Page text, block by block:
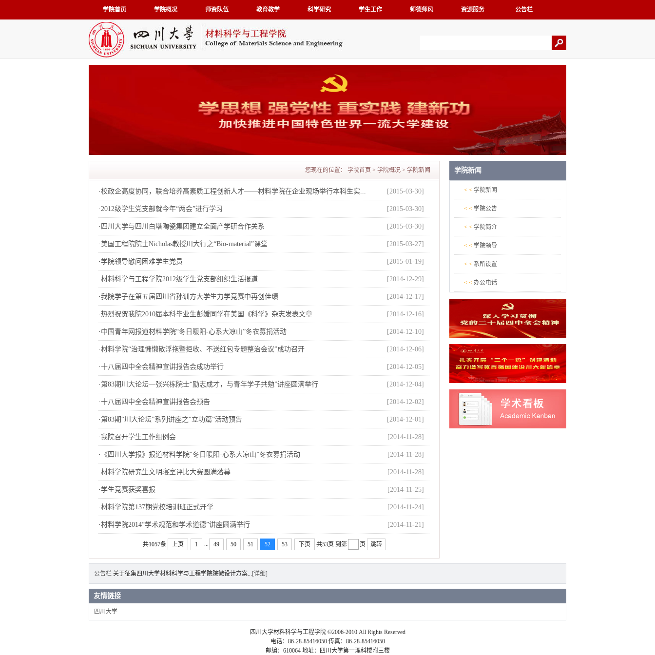
学院首页 学院概况 师资队伍 教育教学 科学研究 学生工作 师德师风 资源服务 公告栏
您现在的位置： 学院首页 > 学院概况 > 学院新闻
·校政企高度协同，联合培养高素质工程创新人才——材料学院在企业现场举行本科生实... [2015-03-30]
·2012级学生党支部就今年“两会”进行学习 [2015-03-30]
· 四川大学与四川白塔陶瓷集团建立全面产学研合作关系 [2015-03-30]
·美国工程院院士Nicholas教授川大行之“Bio-material”课堂 [2015-03-27]
·学院领导慰问困难学生党员 [2015-01-19]
·材料科学与工程学院2012级学生党支部组织生活报道 [2014-12-29]
·我院学子在第五届四川省孙训方大学生力学竞赛中再创佳绩 [2014-12-17]
·热烈祝贺我院2010届本科毕业生彭媛同学在美国《科学》杂志发表文章 [2014-12-16]
· 中国青年网报道材料学院“冬日暖阳-心系大凉山”冬衣募捐活动 [2014-12-10]
·材料学院“治理慵懒散浮拖暨拒收、不送红包专题整治会议”成功召开 [2014-12-06]
·十八届四中全会精神宣讲报告会成功举行 [2014-12-05]
· 第83期川大论坛—张兴栋院士“励志成才，与青年学子共勉”讲座圆满举行 [2014-12-04]
·十八届四中全会精神宣讲报告会预告 [2014-12-02]
· 第83期“川大论坛”系列讲座之“立功篇”活动预告 [2014-12-01]
·我院召开学生工作组例会 [2014-11-28]
· 《四川大学报》报道材料学院“冬日暖阳-心系大凉山”冬衣募捐活动 [2014-11-28]
·材料学院研究生文明寝室评比大赛圆满落幕 [2014-11-28]
·学生竞赛获奖喜报 [2014-11-25]
·材料学院第137期党校培训班正式开学 [2014-11-24]
·材料学院2014“学术规范和学术道德”讲座圆满举行 [2014-11-21]
共1057条 上页 1 49 50 51 52 53 下页 共53页 到第 页 跳转
学院新闻
< < 学院新闻
< < 学院公告
< < 学院简介
< < 学院领导
< < 系所设置
< < 办公电话
公告栏 关于征集四川大学材料科学与工程学院院徽设计方案... [详细]
友情链接
四川大学
四川大学材料科学与工程学院 ©2006-2010 All Rights Reserved
电话：86-28-85416050 传真：86-28-85416050
邮编：610064 地址：四川大学第一理科楼附三楼